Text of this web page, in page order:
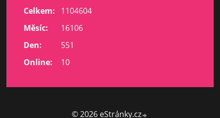
Online: 10
Celkem:
1104604
Měsíc:
16106
Den:
551
© 2026 eStránky.cz